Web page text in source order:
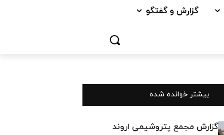
گزارش و گفتگو
بیشتر خوانده شده
گزارش مجمع پتروشیمی اروند